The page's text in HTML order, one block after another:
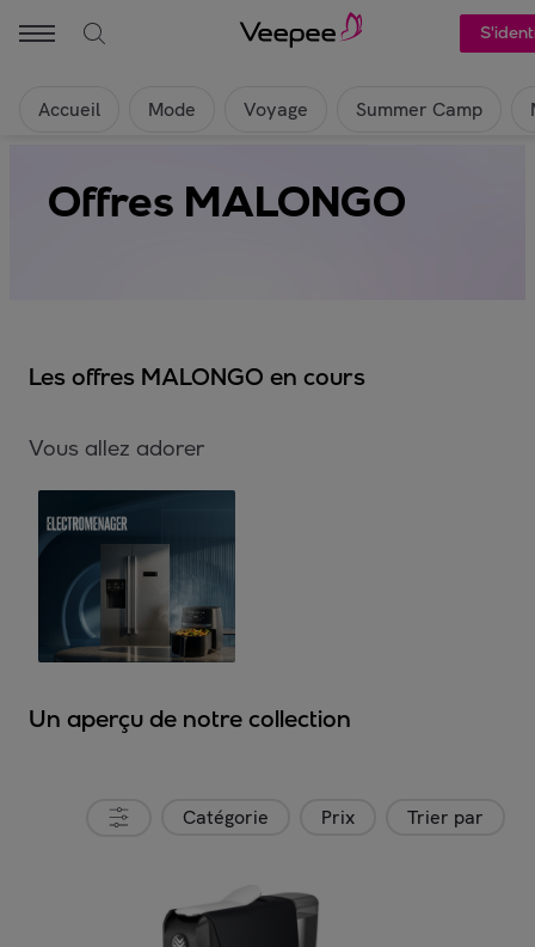
Accueil Mode Voyage Summer Camp
Offres MALONGO
Les offres MALONGO en cours
Vous allez adorer
Un aperçu de notre collection
Catégorie Prix Trier par